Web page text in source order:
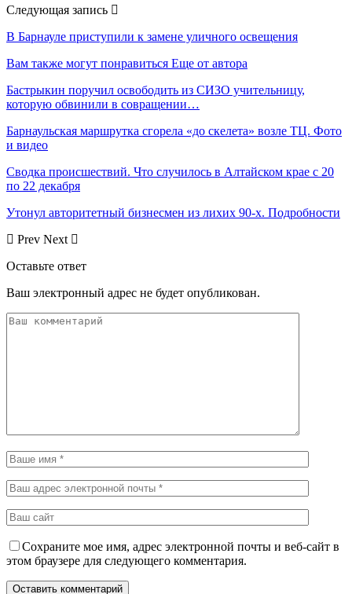
Следующая запись
В Барнауле приступили к замене уличного освещения
Вам также могут понравиться Еще от автора
Бастрыкин поручил освободить из СИЗО учительницу,
которую обвинили в совращении…
Барнаульская маршрутка сгорела «до скелета» возле ТЦ. Фото
и видео
Сводка происшествий. Что случилось в Алтайском крае с 20
по 22 декабря
Утонул авторитетный бизнесмен из лихих 90-х. Подробности
Prev Next
Оставьте ответ
Ваш электронный адрес не будет опубликован.
Сохраните мое имя, адрес электронной почты и веб-сайт в
этом браузере для следующего комментария.